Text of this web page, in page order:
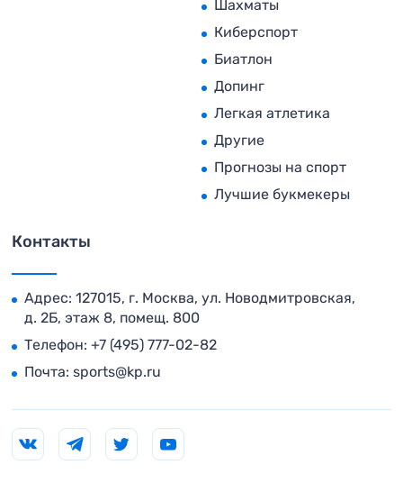
Шахматы
Киберспорт
Биатлон
Допинг
Легкая атлетика
Другие
Прогнозы на спорт
Лучшие букмекеры
Контакты
Адрес: 127015, г. Москва, ул. Новодмитровская,
д. 2Б, этаж 8, помещ. 800
Телефон: +7 (495) 777-02-82
Почта: sports@kp.ru